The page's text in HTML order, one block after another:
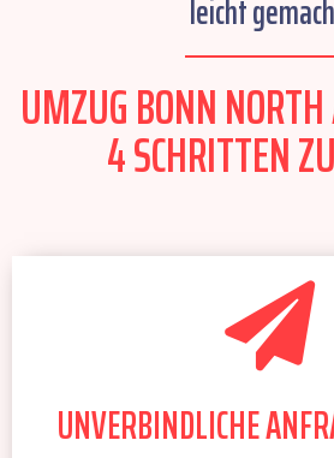
leicht
UMZUG BONN
4 SCHRITTEN
UNVERBINDLICHE